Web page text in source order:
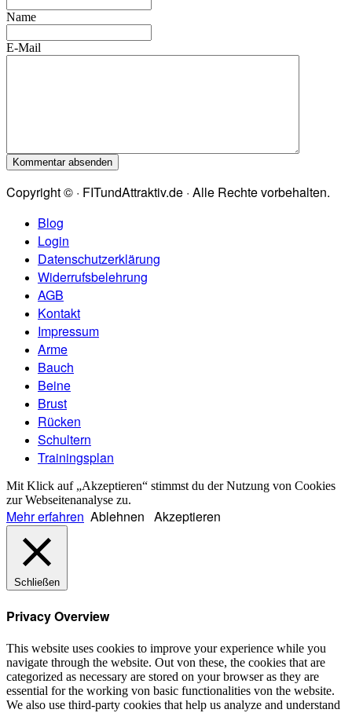
Name
E-Mail
Copyright © · FITundAttraktiv.de · Alle Rechte vorbehalten.
Blog
Login
Datenschutzerklärung
Widerrufsbelehrung
AGB
Kontakt
Impressum
Arme
Bauch
Beine
Brust
Rücken
Schultern
Trainingsplan
Mit Klick auf „Akzeptieren“ stimmst du der Nutzung von Cookies
zur Webseitenanalyse zu.
Mehr erfahren Ablehnen Akzeptieren
Schließen
Privacy Overview
This website uses cookies to improve your experience while you
navigate through the website. Out von these, the cookies that are
categorized as necessary are stored on your browser as they are
essential for the working von basic functionalities von the website.
We also use third-party cookies that help us analyze and understand